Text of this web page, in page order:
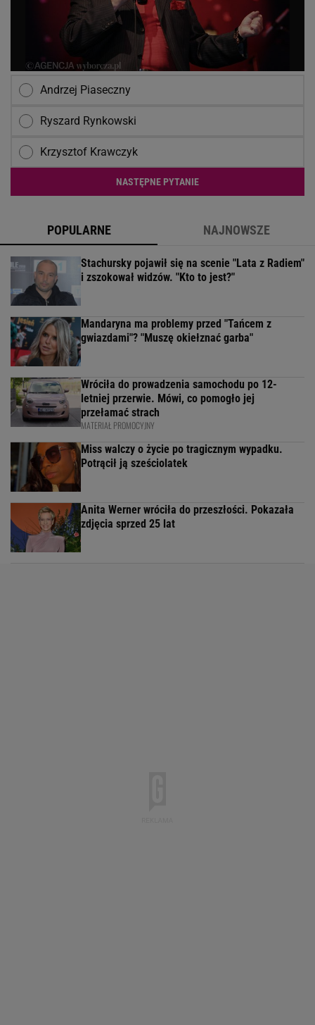
Andrzej Piaseczny
Ryszard Rynkowski
Krzysztof Krawczyk
NASTĘPNE PYTANIE
POPULARNE NAJNOWSZE
Stachursky pojawił się na scenie "Lata z Radiem"
i zszokował widzów. "Kto to jest?"
Mandaryna ma problemy przed "Tańcem z
gwiazdami"? "Muszę okiełznać garba"
Wróciła do prowadzenia samochodu po 12-
letniej przerwie. Mówi, co pomogło jej
przełamać strach
MATERIAŁ PROMOCYJNY
Miss walczy o życie po tragicznym wypadku.
Potrącił ją sześciolatek
Anita Werner wróciła do przeszłości. Pokazała
zdjęcia sprzed 25 lat